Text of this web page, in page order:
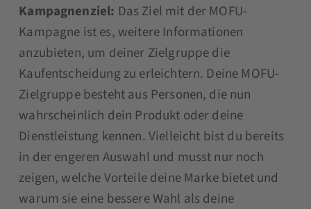
Kampagnenziel: Das Ziel mit der MOFU-
Kampagne ist es, weitere Informationen
anzubieten, um deiner Zielgruppe die
Kaufentscheidung zu erleichtern. Deine MOFU-
Zielgruppe besteht aus Personen, die nun
wahrscheinlich dein Produkt oder deine
Dienstleistung kennen. Vielleicht bist du bereits
in der engeren Auswahl und musst nur noch
zeigen, welche Vorteile deine Marke bietet und
warum sie eine bessere Wahl als deine